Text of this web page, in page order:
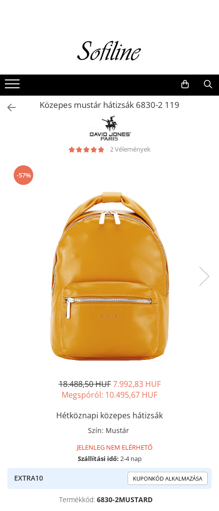
Valódi bőr
Hátizsákok
Elegáns kistáskákKözepes mustár hátizsák 6830-2 119
2 Vélemények
-57%
18.488,50 HUF 7.992,83 HUF
Megspóról: 10.495,67 HUF
Hétköznapi közepes hátizsák
Szín: Mustár
JELENLEG NEM ELÉRHETŐ
Szállítási idő: 2-4 nap
EXTRA10 KUPONKÓD ALKALMAZÁSA
Termékkód: 6830-2MUSTARD